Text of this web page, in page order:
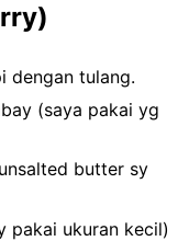
dengan tulang.
(saya pakai yg
butter sy
pakai ukuran kecil)